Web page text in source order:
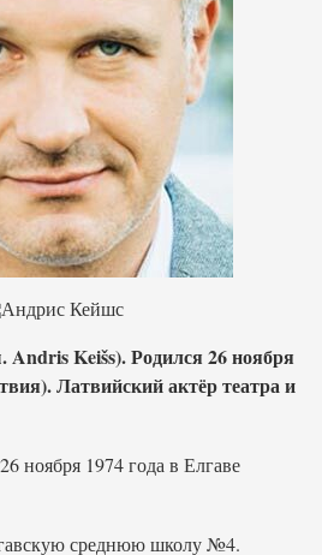
Keišs). Родился 26 ноября
Латвийский актёр театра и
ноября 1974 года в Елгаве
среднюю школу №4.